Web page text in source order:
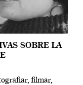
SOBRE LA
filmar,